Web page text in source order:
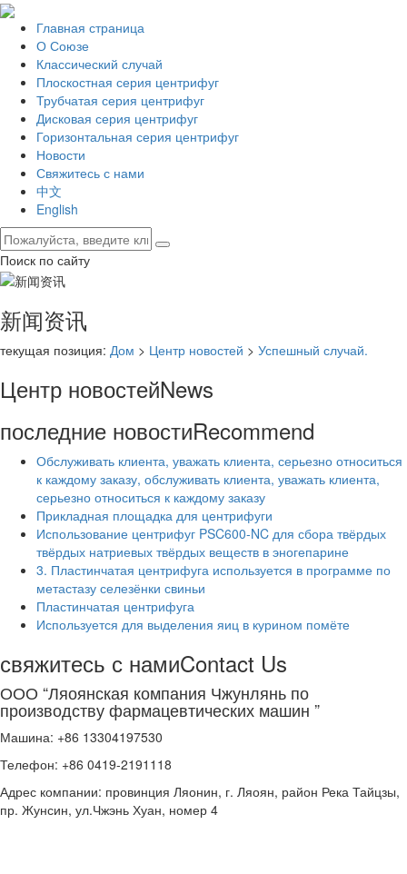
Главная страница
О Союзе
Классический случай
Плоскостная серия центрифуг
Трубчатая серия центрифуг
Дисковая серия центрифуг
Горизонтальная серия центрифуг
Новости
Свяжитесь с нами
中文
English
Поиск по сайту
新闻资讯
текущая позиция: Дом > Центр новостей > Успешный случай.
Центр новостейNews
последние новостиRecommend
Обслуживать клиента, уважать клиента, серьезно относиться
к каждому заказу, обслуживать клиента, уважать клиента,
серьезно относиться к каждому заказу
Прикладная площадка для центрифуги
Использование центрифуг PSC600-NC для сбора твёрдых
твёрдых натриевых твёрдых веществ в эногепарине
3. Пластинчатая центрифуга используется в программе по
метастазу селезёнки свиньи
Пластинчатая центрифуга
Используется для выделения яиц в курином помёте
свяжитесь с намиContact Us
ООО “Ляоянская компания Чжунлянь по
производству фармацевтических машин ”
Машина: +86 13304197530
Телефон: +86 0419-2191118
Адрес компании: провинция Ляонин, г. Ляоян, район Река Тайцзы,
пр. Жунсин, ул.Чжэнь Хуан, номер 4